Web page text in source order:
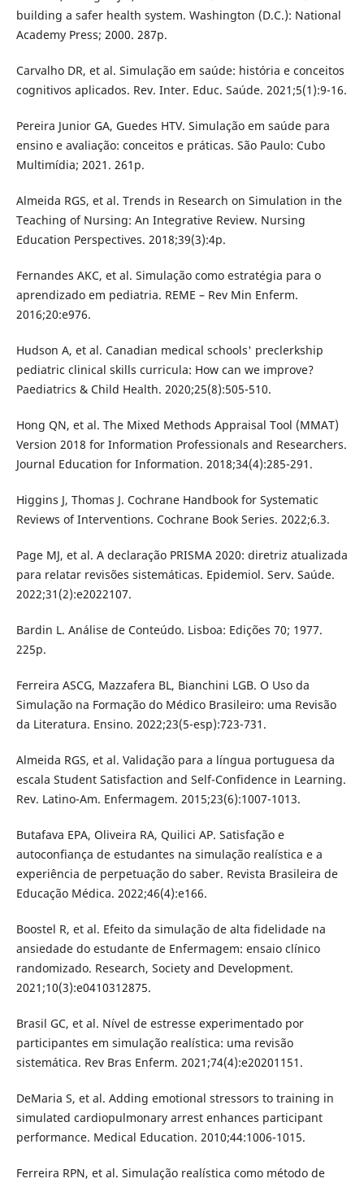
building a safer health system. Washington (D.C.): National
Academy Press; 2000. 287p.
Carvalho DR, et al. Simulação em saúde: história e conceitos
cognitivos aplicados. Rev. Inter. Educ. Saúde. 2021;5(1):9-16.
Pereira Junior GA, Guedes HTV. Simulação em saúde para
ensino e avaliação: conceitos e práticas. São Paulo: Cubo
Multimídia; 2021. 261p.
Almeida RGS, et al. Trends in Research on Simulation in the
Teaching of Nursing: An Integrative Review. Nursing
Education Perspectives. 2018;39(3):4p.
Fernandes AKC, et al. Simulação como estratégia para o
aprendizado em pediatria. REME – Rev Min Enferm.
2016;20:e976.
Hudson A, et al. Canadian medical schools' preclerkship
pediatric clinical skills curricula: How can we improve?
Paediatrics & Child Health. 2020;25(8):505-510.
Hong QN, et al. The Mixed Methods Appraisal Tool (MMAT)
Version 2018 for Information Professionals and Researchers.
Journal Education for Information. 2018;34(4):285-291.
Higgins J, Thomas J. Cochrane Handbook for Systematic
Reviews of Interventions. Cochrane Book Series. 2022;6.3.
Page MJ, et al. A declaração PRISMA 2020: diretriz atualizada
para relatar revisões sistemáticas. Epidemiol. Serv. Saúde.
2022;31(2):e2022107.
Bardin L. Análise de Conteúdo. Lisboa: Edições 70; 1977.
225p.
Ferreira ASCG, Mazzafera BL, Bianchini LGB. O Uso da
Simulação na Formação do Médico Brasileiro: uma Revisão
da Literatura. Ensino. 2022;23(5-esp):723-731.
Almeida RGS, et al. Validação para a língua portuguesa da
escala Student Satisfaction and Self-Confidence in Learning.
Rev. Latino-Am. Enfermagem. 2015;23(6):1007-1013.
Butafava EPA, Oliveira RA, Quilici AP. Satisfação e
autoconfiança de estudantes na simulação realística e a
experiência de perpetuação do saber. Revista Brasileira de
Educação Médica. 2022;46(4):e166.
Boostel R, et al. Efeito da simulação de alta fidelidade na
ansiedade do estudante de Enfermagem: ensaio clínico
randomizado. Research, Society and Development.
2021;10(3):e0410312875.
Brasil GC, et al. Nível de estresse experimentado por
participantes em simulação realística: uma revisão
sistemática. Rev Bras Enferm. 2021;74(4):e20201151.
DeMaria S, et al. Adding emotional stressors to training in
simulated cardiopulmonary arrest enhances participant
performance. Medical Education. 2010;44:1006-1015.
Ferreira RPN, et al. Simulação realística como método de